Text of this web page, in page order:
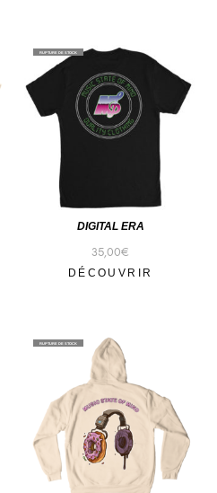
RUPTURE DE STOCK
DIGITAL ERA
35,00€
DÉCOUVRIR
RUPTURE DE STOCK